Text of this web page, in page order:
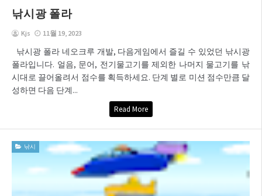
낚시광 폴라
Kjs 11월 19, 2023
낚시광 폴라 네오크루 개발, 다음게임에서 즐길 수 있었던 낚시광
폴라입니다. 얼음, 문어, 전기물고기를 제외한 나머지 물고기를 낚
시대로 끌어올려서 점수를 획득하세요. 단계 별로 미션 점수만큼 달
성하면 다음 단계...
Read More
낚시